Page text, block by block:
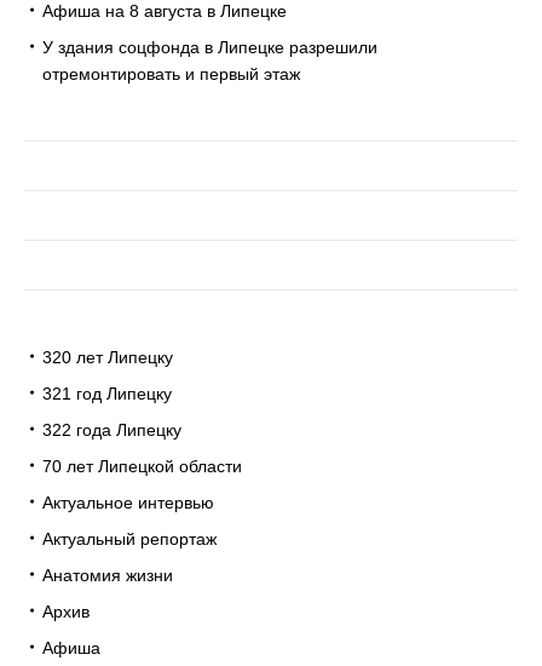
Афиша на 8 августа в Липецке
У здания соцфонда в Липецке разрешили
отремонтировать и первый этаж
320 лет Липецку
321 год Липецку
322 года Липецку
70 лет Липецкой области
Актуальное интервью
Актуальный репортаж
Анатомия жизни
Архив
Афиша